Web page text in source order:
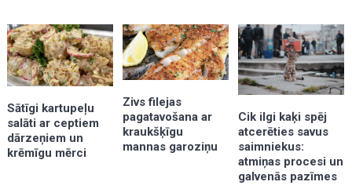
Sātīgi kartupeļu
salāti ar ceptiem
dārzeņiem un
krēmīgu mērci
Zivs filejas
pagatavošana ar
kraukšķīgu
mannas garoziņu
Cik ilgi kaķi spēj
atcerēties savus
saimniekus:
atmiņas procesi un
galvenās pazīmes